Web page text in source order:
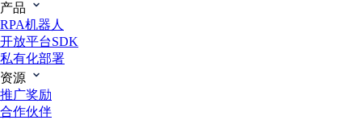
产品
RPA机器人
开放平台SDK
私有化部署
资源
推广奖励
合作伙伴